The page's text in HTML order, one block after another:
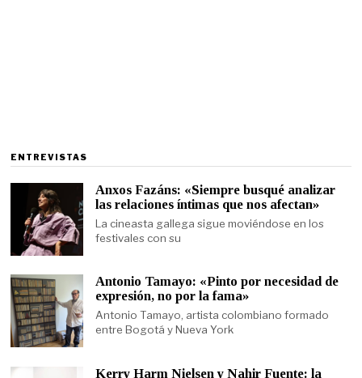
ENTREVISTAS
Anxos Fazáns: «Siempre busqué analizar
las relaciones íntimas que nos afectan»
La cineasta gallega sigue moviéndose en los
festivales con su
Antonio Tamayo: «Pinto por necesidad de
expresión, no por la fama»
Antonio Tamayo, artista colombiano formado
entre Bogotá y Nueva York
Kerry Harm Nielsen y Nahir Fuente: la